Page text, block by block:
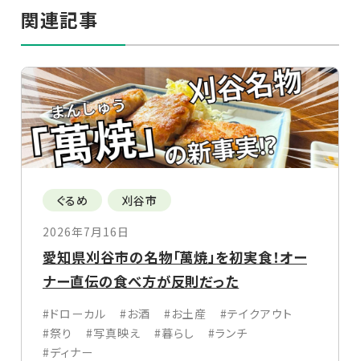
関連記事
ぐるめ
刈谷市
2026年7月16日
愛知県刈谷市の名物「萬焼」を初実食！オー
ナー直伝の食べ方が反則だった
#ドローカル #お酒 #お土産
#テイクアウト
#祭り
#写真映え #暮らし
#ランチ
#ディナー